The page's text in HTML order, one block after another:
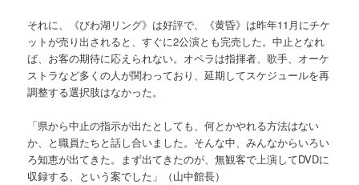
それに、《びわ湖リング》は好評で、《黄昏》は昨年11月にチケ
ットが売り出されると、すぐに2公演とも完売した。中止となれ
ば、お客の期待に応えられない。オペラは指揮者、歌手、オーケ
ストラなど多くの人が関わっており、延期してスケジュールを再
調整する選択肢はなかった。
「県から中止の指示が出たとしても、何とかやれる方法はない
か、と職員たちと話し合いました。そんな中、みんなからいろい
ろ知恵が出てきた。まず出てきたのが、無観客で上演してDVDに
収録する、という案でした」（山中館長）